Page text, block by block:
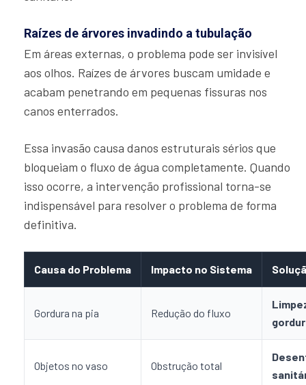
Raízes de árvores invadindo a tubulação
Em áreas externas, o problema pode ser invisível
aos olhos. Raízes de árvores buscam umidade e
acabam penetrando em pequenas fissuras nos
canos enterrados.
Essa invasão causa danos estruturais sérios que
bloqueiam o fluxo de água completamente. Quando
isso ocorre, a intervenção profissional torna-se
indispensável para resolver o problema de forma
definitiva.
Causa do Problema Impacto no Sistema
Gordura na pia Redução do fluxo
Objetos no vaso Obstrução total